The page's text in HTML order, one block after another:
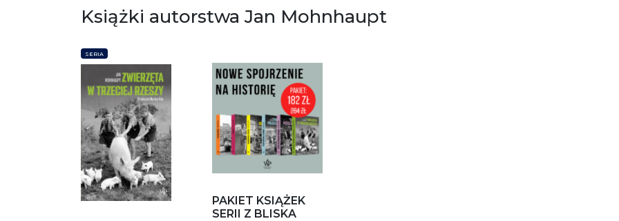
Książki autorstwa Jan Mohnhaupt
SERIA
PAKIET KSIĄŻEK
SERII Z BLISKA